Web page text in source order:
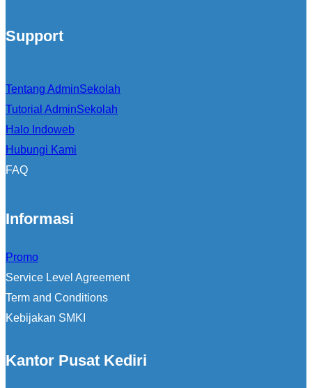
Support
Tentang AdminSekolah
Tutorial AdminSekolah
Halo Indoweb
Hubungi Kami
FAQ
Informasi
Promo
Service Level Agreement
Term and Conditions
Kebijakan SMKI
Kantor Pusat Kediri